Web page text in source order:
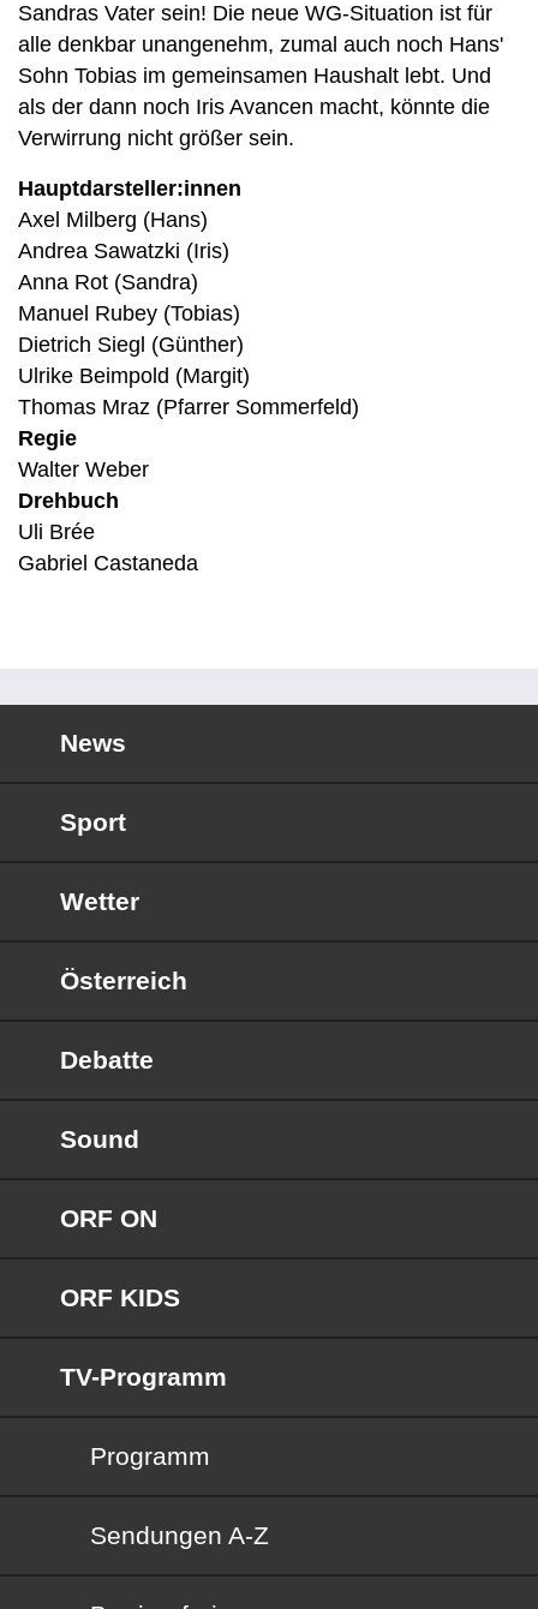
Sandras Vater sein! Die neue WG-Situation ist für
alle denkbar unangenehm, zumal auch noch Hans'
Sohn Tobias im gemeinsamen Haushalt lebt. Und
als der dann noch Iris Avancen macht, könnte die
Verwirrung nicht größer sein.
Hauptdarsteller:innen
Axel Milberg (Hans)
Andrea Sawatzki (Iris)
Anna Rot (Sandra)
Manuel Rubey (Tobias)
Dietrich Siegl (Günther)
Ulrike Beimpold (Margit)
Thomas Mraz (Pfarrer Sommerfeld)
Regie
Walter Weber
Drehbuch
Uli Brée
Gabriel Castaneda
News
Sport
Wetter
Österreich
Debatte
Sound
ORF ON
ORF KIDS
TV-Programm
Programm
Sendungen von A bis Z
Sendungen A-Z